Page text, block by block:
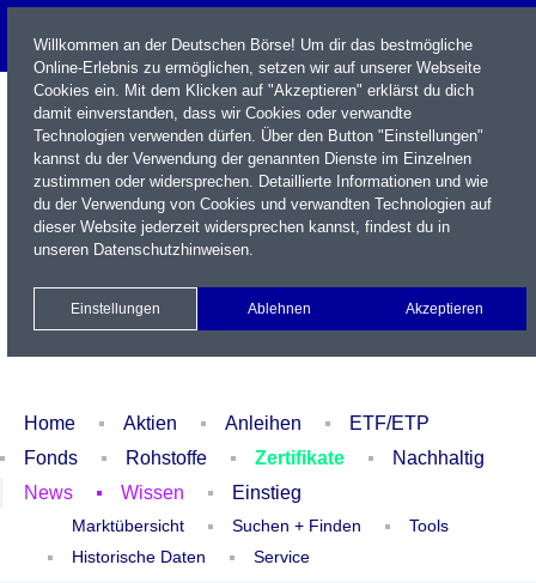
Name / WKN / ISIN / Kürzel
Newsletter Kontakt
Xetra Realtime
Watchlist Portfolio Login
Home Aktien Anleihen
ETF/ETP
Fonds
Rohstoffe Zertifikate
Nachhaltig
News
Wissen Einstieg
Marktübersicht Suchen + Finden
Tools
Historische Daten
Service
Willkommen an der Deutschen Börse! Um dir das bestmögliche
Online-Erlebnis zu ermöglichen, setzen wir auf unserer Webseite
Cookies ein. Mit dem Klicken auf "Akzeptieren" erklärst du dich
damit einverstanden, dass wir Cookies oder verwandte
Technologien verwenden dürfen. Über den Button "Einstellungen"
kannst du der Verwendung der genannten Dienste im Einzelnen
zustimmen oder widersprechen. Detaillierte Informationen und wie
du der Verwendung von Cookies und verwandten Technologien auf
dieser Website jederzeit widersprechen kannst, findest du in
unseren Datenschutzhinweisen.
Einstellungen Ablehnen Akzeptieren